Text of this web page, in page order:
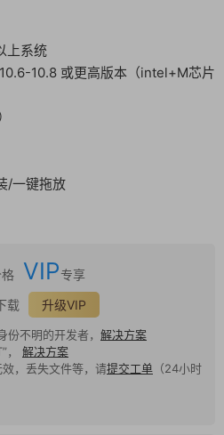
上系统
10.8 或更高版本（intel+M芯片
/一键拖放
VIP专享
载
升级VIP
不明的开发者， 解决方案
， 解决方案
，丢失文件等，请提交工单 （24小时